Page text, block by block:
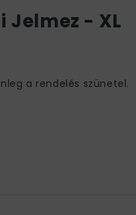
Jelmez - XL
a rendelés szünetel.